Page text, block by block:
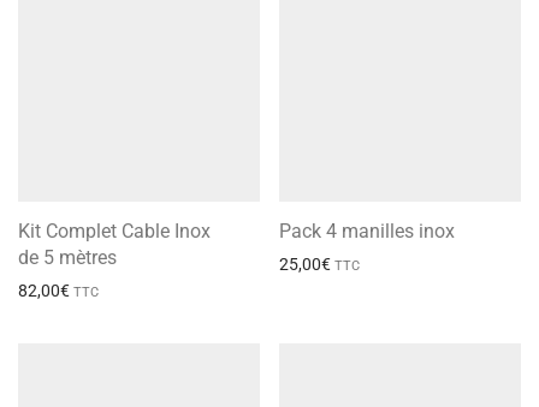
Kit Complet Cable Inox
de 5 mètres
82,00€ TTC
Pack 4 manilles inox
25,00€ TTC